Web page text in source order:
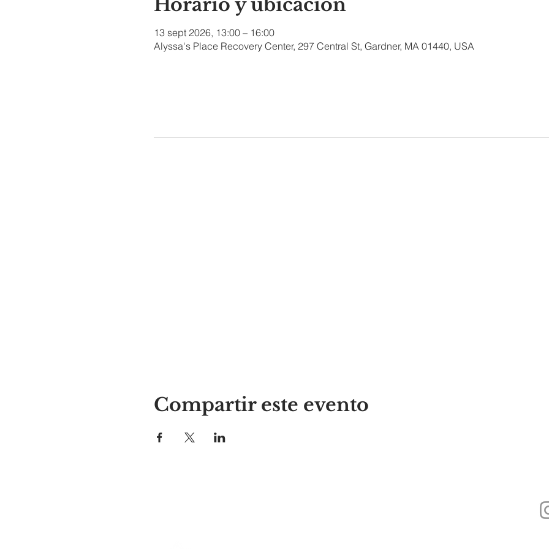
Horario y ubicación
13 sept 2026, 13:00 – 16:00
Alyssa's Place Recovery Center, 297 Central St, Gardner, MA 01440, USA
Compartir este evento